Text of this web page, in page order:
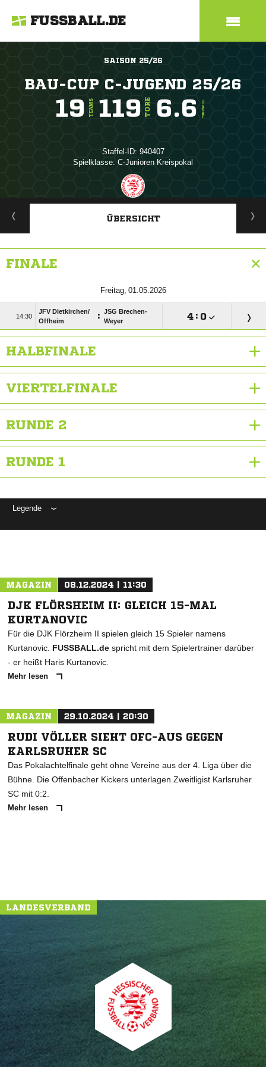
FUSSBALL.DE
SAISON 25/26
BAU-CUP C-JUGEND 25/26
19 TEAMS 119 TORE 6.6 TORE/SPIEL
Staffel-ID: 940407
Spielklasse: C-Junioren Kreispokal
ANZEIGE
ÜBERSICHT
FINALE
 

JFV Dietkirchen/​
Offheim
: JSG Brechen-
Weyer
 : 
HALBFINALE
VIERTELFINALE
RUNDE 2
RUNDE 1
Legende
MAGAZIN 08.12.2024 | 11:30
DJK FLÖRSHEIM II: GLEICH 15-MAL
KURTANOVIC
Für die DJK Flörzheim II spielen gleich 15 Spieler namens
Kurtanovic. FUSSBALL.de spricht mit dem Spielertrainer darüber
- er heißt Haris Kurtanovic.
Mehr lesen
MAGAZIN 29.10.2024 | 20:30
RUDI VÖLLER SIEHT OFC-AUS GEGEN
KARLSRUHER SC
Das Pokalachtelfinale geht ohne Vereine aus der 4. Liga über die
Bühne. Die Offenbacher Kickers unterlagen Zweitligist Karlsruher
SC mit 0:2.
Mehr lesen
LANDESVERBAND